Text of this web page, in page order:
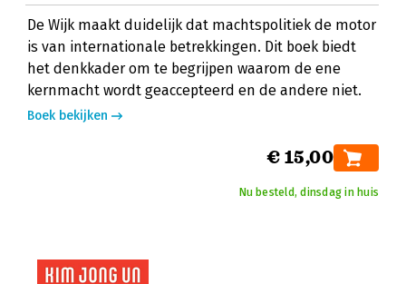
De Wijk maakt duidelijk dat machtspolitiek de motor
is van internationale betrekkingen. Dit boek biedt
het denkkader om te begrijpen waarom de ene
kernmacht wordt geaccepteerd en de andere niet.
Boek bekijken
€ 15,00
Nu besteld, dinsdag in huis